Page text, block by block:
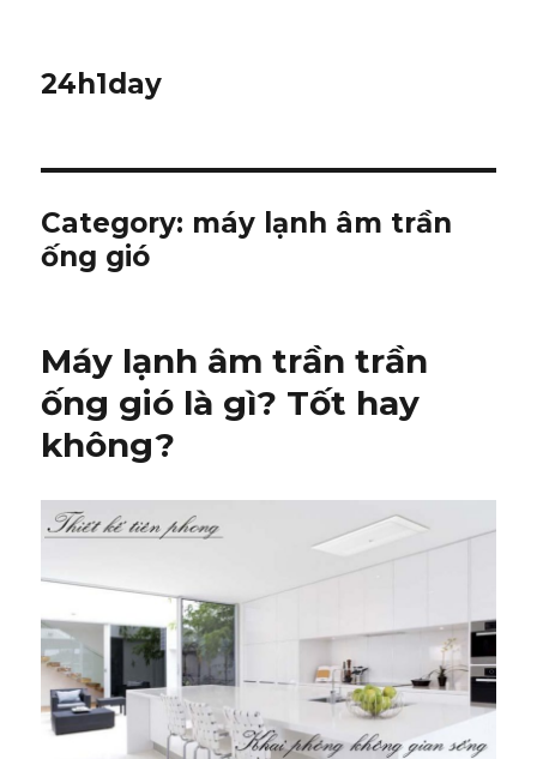
24h1day
Category: máy lạnh âm trần
ống gió
Máy lạnh âm trần trần
ống gió là gì? Tốt hay
không?